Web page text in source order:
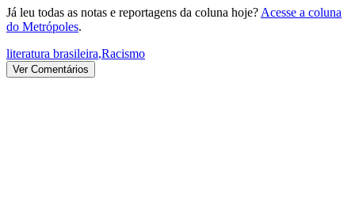
Já leu todas as notas e reportagens da coluna hoje? Acesse a coluna
do Metrópoles.
literatura brasileira,Racismo
Ver Comentários